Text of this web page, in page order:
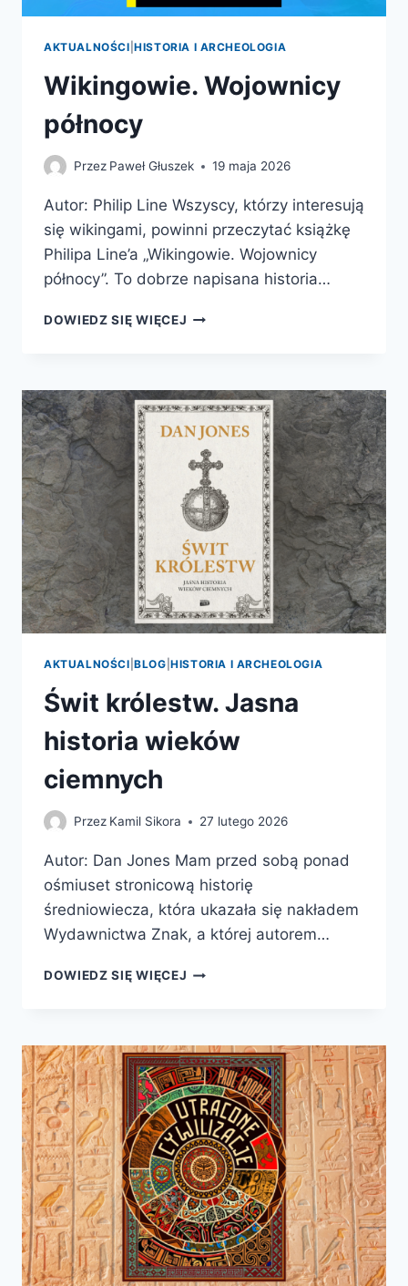
AKTUALNOŚCI |HISTORIA I ARCHEOLOGIA
Wikingowie. Wojownicy
północy
Przez Paweł Głuszek 19 maja 2026
Autor: Philip Line Wszyscy, którzy interesują
się wikingami, powinni przeczytać książkę
Philipa Line’a „Wikingowie. Wojownicy
północy”. To dobrze napisana historia…
DOWIEDZ SIĘ WIĘCEJ WIKINGOWIE.
AKTUALNOŚCI |BLOG |HISTORIA I ARCHEOLOGIA
Świt królestw. Jasna
historia wieków
ciemnych
Przez Kamil Sikora 27 lutego 2026
Autor: Dan Jones Mam przed sobą ponad
ośmiuset stronicową historię
średniowiecza, która ukazała się nakładem
Wydawnictwa Znak, a której autorem…
DOWIEDZ SIĘ WIĘCEJ ŚWIT
WIEKÓW
CIEMNYCH